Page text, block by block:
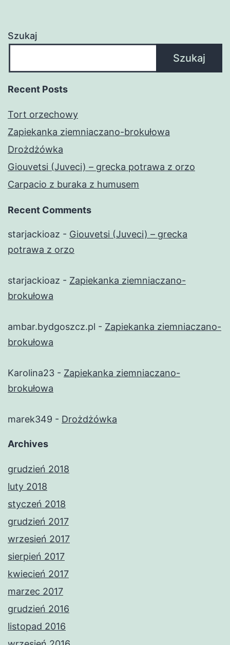
Szukaj
Szukaj
Recent Posts
Tort orzechowy
Zapiekanka ziemniaczano-brokułowa
Drożdżówka
Giouvetsi (Juveci) – grecka potrawa z orzo
Carpacio z buraka z humusem
Recent Comments
starjackioaz - Giouvetsi (Juveci) – grecka
potrawa z orzo
starjackioaz - Zapiekanka ziemniaczano-
brokułowa
ambar.bydgoszcz.pl - Zapiekanka ziemniaczano-
brokułowa
Karolina23 - Zapiekanka ziemniaczano-
brokułowa
marek349 - Drożdżówka
Archives
grudzień 2018
luty 2018
styczeń 2018
grudzień 2017
wrzesień 2017
sierpień 2017
kwiecień 2017
marzec 2017
grudzień 2016
listopad 2016